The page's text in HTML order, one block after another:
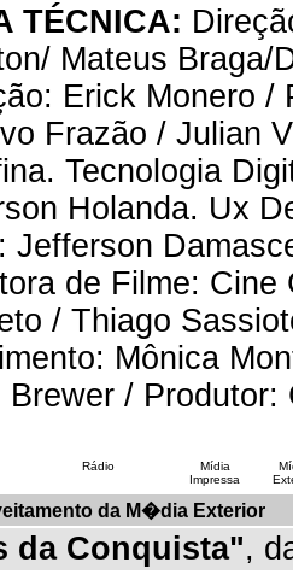
TÉCNICA:
Mateus Braga/
Erick Monero /
Frazão / Julian
Tecnologia
Holanda. Ux
Jefferson
de Filme:
/ Thiago
Mônica
Brewer /
Rádio
Mídia
Impressa
da M�dia Exterior
da Conquista",